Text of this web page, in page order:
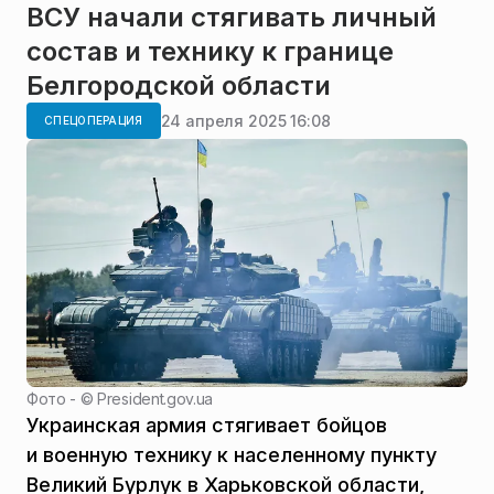
ВСУ начали стягивать личный
состав и технику к границе
Белгородской области
СПЕЦОПЕРАЦИЯ 24 апреля 2025 16:08
Фото - ©President.gov.ua
Украинская армия стягивает бойцов
и военную технику к населенному пункту
Великий Бурлук в Харьковской области,